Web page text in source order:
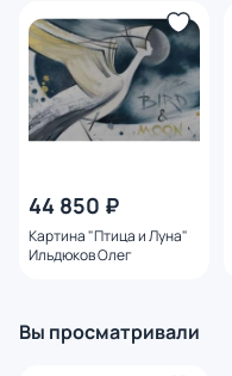
44 850 ₽
Картина "Птица и Луна"
Ильдюков Олег
Вы просматривали